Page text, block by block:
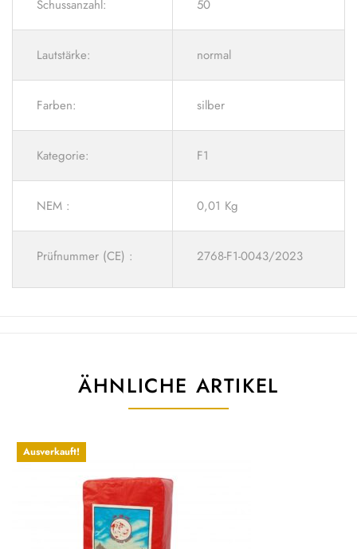
Schussanzahl: 50
Lautstärke: normal
Farben: silber
Kategorie: F1
NEM : 0,01 Kg
Prüfnummer (CE) : 2768-F1-0043/2023
ÄHNLICHE ARTIKEL
Ausverkauft!